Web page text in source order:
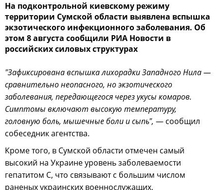
На подконтрольной киевскому режиму
территории Сумской области выявлена вспышка
экзотического инфекционного заболевания. Об
этом 8 августа сообщили РИА Новости в
российских силовых структурах
"Зафиксирована вспышка лихорадки Западного Нила —
сравнительно неопасного, но экзотического
заболевания, передающегося через укусы комаров.
Симптомы включают высокую температуру,
головную боль, мышечные боли и сыпь", — сообщил
собеседник агентства.
Кроме того, в Сумской области отмечен самый
высокий на Украине уровень заболеваемости
гепатитом С, что связывают с большим числом
раненых украинских военнослужащих.